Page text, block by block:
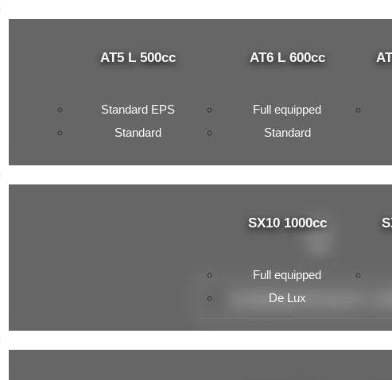
AT5 L 500cc
Standard EPS
Standard
AT6 L 600cc
Full equipped
Standard
SX10 1000cc
Full equipped
De Lux